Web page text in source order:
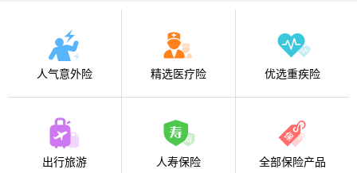
人气意外险 精选医疗险 优选重疾险
出行旅游 人寿保险 全部保险产品